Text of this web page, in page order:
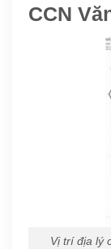
CCN
Vị trí địa lý